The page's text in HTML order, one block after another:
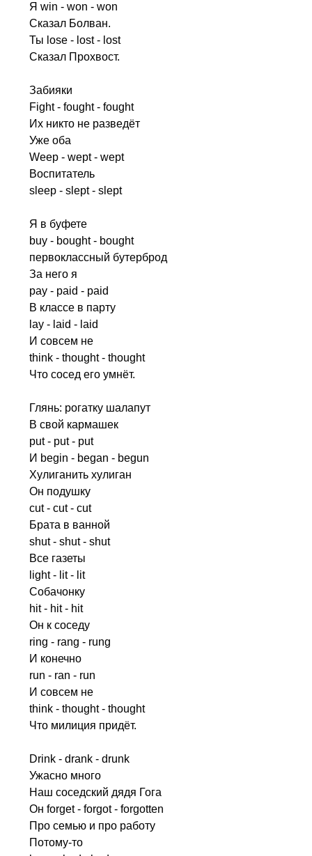
Я win - won - won
Сказал Болван.
Ты lose - lost- lost
Сказал Прохвост.
Забияки
Fight- fought- fought
Их никто не разведёт
Уже оба
Weep - wept- wept
Воспитатель
sleep - slept- slept
Я в буфете
buy - bought- bought
первоклассный бутерброд
За него я
pay - paid - paid
В классе в парту
lay - laid - laid
И совсем не
think - thought- thought
Что сосед его умнёт.
Глянь: рогатку шалапут
В свой кармашек
put- put- put
И begin - began - begun
Хулиганить хулиган
Он подушку
cut- cut- cut
Брата в ванной
shut- shut- shut
Все газеты
light- lit- lit
Собачонку
hit- hit- hit
Он к соседу
ring - rang - rung
И конечно
run - ran - run
И совсем не
think - thought- thought
Что милиция придёт.
Drink - drank - drunk
Ужасно много
Наш соседский дядя Гога
Он forget- forgot- forgotten
Про семью и про работу
Потому-то